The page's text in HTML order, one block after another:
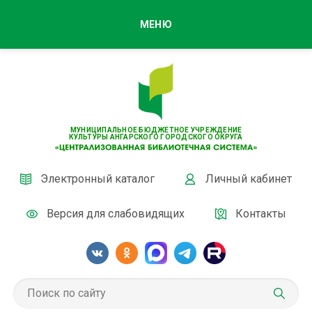
МУНИЦИПАЛЬНОЕ БЮДЖЕТНОЕ УЧРЕЖДЕНИЕ
КУЛЬТУРЫ АНГАРСКОГО ГОРОДСКОГО ОКРУГА
Электронный каталог Личный кабинет
Версия для слабовидящих Контакты
МЕНЮ